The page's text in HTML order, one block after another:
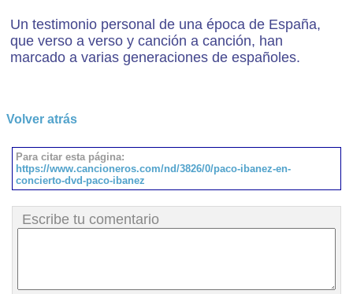
Un testimonio personal de una época de España,
que verso a verso y canción a canción, han
marcado a varias generaciones de españoles.
Volver atrás
Para citar esta página:
https://www.cancioneros.com/nd/3826/0/paco-ibanez-en-
concierto-dvd-paco-ibanez
Escribe tu comentario